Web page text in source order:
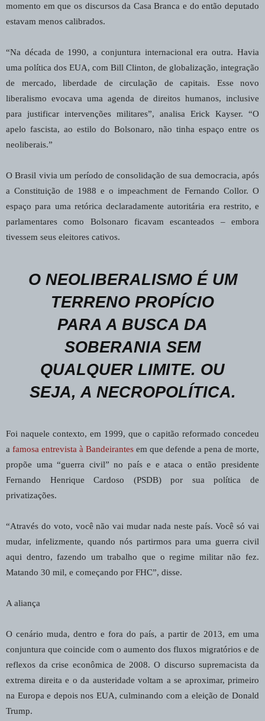
momento em que os discursos da Casa Branca e do então deputado
estavam menos calibrados.
“Na década de 1990, a conjuntura internacional era outra. Havia
uma política dos EUA, com Bill Clinton, de globalização, integração
de mercado, liberdade de circulação de capitais. Esse novo
liberalismo evocava uma agenda de direitos humanos, inclusive
para justificar intervenções militares”, analisa Erick Kayser. “O
apelo fascista, ao estilo do Bolsonaro, não tinha espaço entre os
neoliberais.”
O Brasil vivia um período de consolidação de sua democracia, após
a Constituição de 1988 e o impeachment de Fernando Collor. O
espaço para uma retórica declaradamente autoritária era restrito, e
parlamentares como Bolsonaro ficavam escanteados – embora
tivessem seus eleitores cativos.
O NEOLIBERALISMO É UM
TERRENO PROPÍCIO
PARA A BUSCA DA
SOBERANIA SEM
QUALQUER LIMITE. OU
SEJA, A NECROPOLÍTICA.
Foi naquele contexto, em 1999, que o capitão reformado concedeu
a famosa entrevista à Bandeirantes em que defende a pena de morte,
propõe uma “guerra civil” no país e e ataca o então presidente
Fernando Henrique Cardoso (PSDB) por sua política de
privatizações.
“Através do voto, você não vai mudar nada neste país. Você só vai
mudar, infelizmente, quando nós partirmos para uma guerra civil
aqui dentro, fazendo um trabalho que o regime militar não fez.
Matando 30 mil, e começando por FHC”, disse.
A aliança
O cenário muda, dentro e fora do país, a partir de 2013, em uma
conjuntura que coincide com o aumento dos fluxos migratórios e de
reflexos da crise econômica de 2008. O discurso supremacista da
extrema direita e o da austeridade voltam a se aproximar, primeiro
na Europa e depois nos EUA, culminando com a eleição de Donald
Trump.